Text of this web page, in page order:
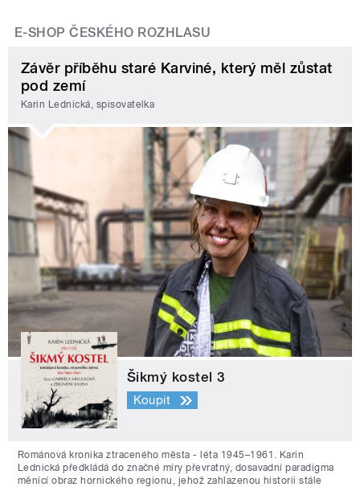
E-SHOP ČESKÉHO ROZHLASU
Závěr příběhu staré Karviné, který měl zůstat
pod zemí
Karin Lednická, spisovatelka
Šikmý kostel 3
Koupit
Románová kronika ztraceného města - léta 1945–1961. Karin
Lednická předkládá do značné míry převratný, dosavadní paradigma
měnící obraz hornického regionu, jehož zahlazenou historii stále